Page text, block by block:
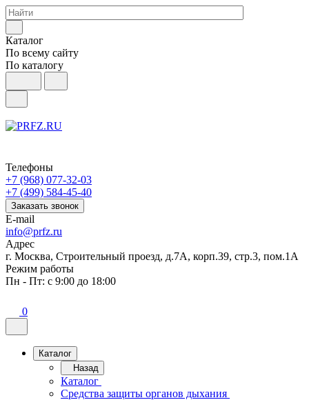
Каталог
По всему сайту
По каталогу
Телефоны
+7 (968) 077-32-03
+7 (499) 584-45-40
Заказать звонок
E-mail
info@prfz.ru
Адрес
г. Москва, Строительный проезд, д.7А, корп.39, стр.3, пом.1А
Режим работы
Пн - Пт: с 9:00 до 18:00
0
Каталог
Назад
Каталог
Средства защиты органов дыхания